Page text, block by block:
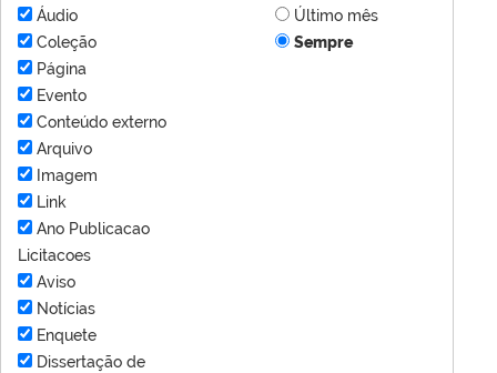
Áudio
Coleção
Página
Evento
Conteúdo externo
Arquivo
Imagem
Link
Ano Publicacao
Licitacoes
Aviso
Notícias
Enquete
Dissertação de
Último mês
Sempre